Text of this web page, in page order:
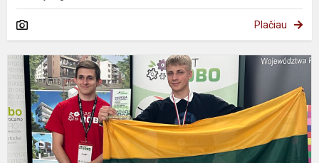
Plačiau